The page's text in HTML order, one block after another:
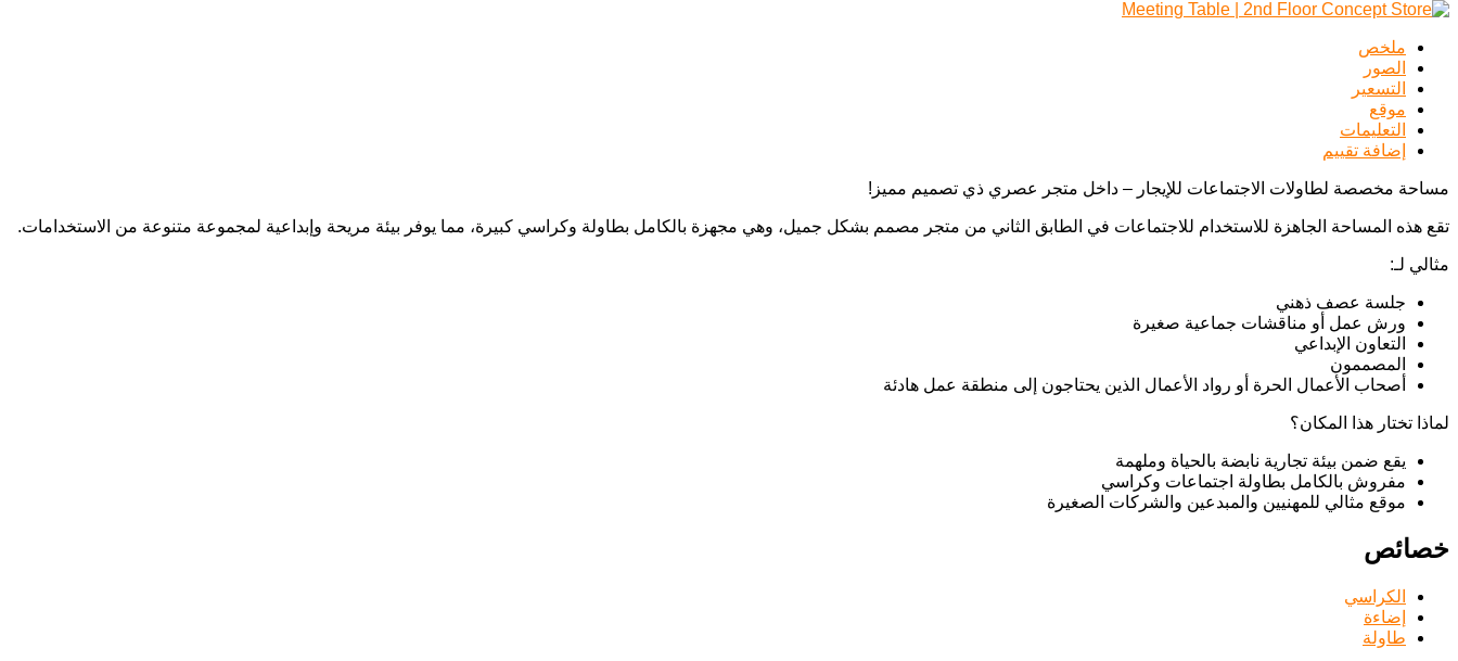
ملخص
الصور
التسعير
موقع
التعليمات
إضافة تقييم
مساحة مخصصة لطاولات الاجتماعات للإيجار – داخل متجر عصري ذي تصميم مميز!
تقع هذه المساحة الجاهزة للاستخدام للاجتماعات في الطابق الثاني من متجر مصمم بشكل جميل، وهي مجهزة بالكامل بطاولة وكراسي كبيرة، مما يوفر بيئة مريحة وإبداعية لمجموعة متنوعة من الاستخدامات.
مثالي لـ:
جلسة عصف ذهني
ورش عمل أو مناقشات جماعية صغيرة
التعاون الإبداعي
المصممون
أصحاب الأعمال الحرة أو رواد الأعمال الذين يحتاجون إلى منطقة عمل هادئة
لماذا تختار هذا المكان؟
يقع ضمن بيئة تجارية نابضة بالحياة وملهمة
مفروش بالكامل بطاولة اجتماعات وكراسي
موقع مثالي للمهنيين والمبدعين والشركات الصغيرة
خصائص
الكراسي
إضاءة
طاولة